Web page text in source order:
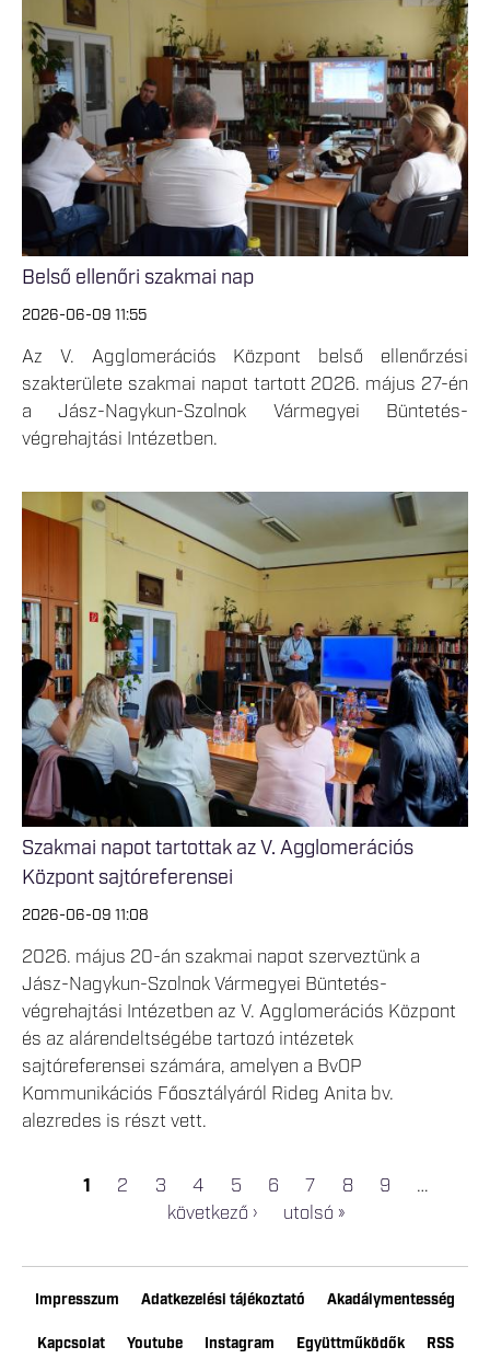
Belső ellenőri szakmai nap
2026-06-09 11:55
Az V. Agglomerációs Központ belső ellenőrzési
szakterülete szakmai napot tartott 2026. május 27-én
a Jász-Nagykun-Szolnok Vármegyei Büntetés-
végrehajtási Intézetben.
Szakmai napot tartottak az V. Agglomerációs
Központ sajtóreferensei
2026-06-09 11:08
2026. május 20-án szakmai napot szerveztünk a
Jász-Nagykun-Szolnok Vármegyei Büntetés-
végrehajtási Intézetben az V. Agglomerációs Központ
és az alárendeltségébe tartozó intézetek
sajtóreferensei számára, amelyen a BvOP
Kommunikációs Főosztályáról Rideg Anita bv.
alezredes is részt vett.
1 2 3 4 5 6 7 8 9
…
következő ›
utolsó »
Impresszum Adatkezelési tájékoztató Akadálymentesség
Kapcsolat Youtube Instagram Együttműködők RSS